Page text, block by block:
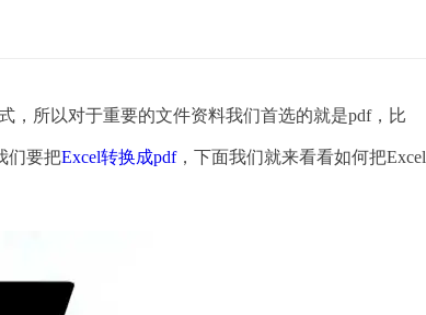
所以对于重要的文件资料我们首选的就是pdf，比
们要把Excel转换成pdf，下面我们就来看看如何把Excel